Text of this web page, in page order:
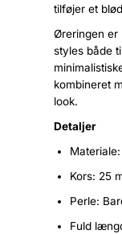
tilføjer et
Øreringen er
styles både
kombineret
look.
Detaljer
Kors: 25
Perle:
Fuld